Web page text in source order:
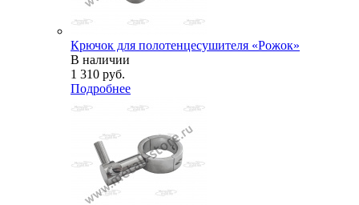
Крючок для полотенцесушителя «Рожок»
В наличии
1 310 руб.
Подробнее